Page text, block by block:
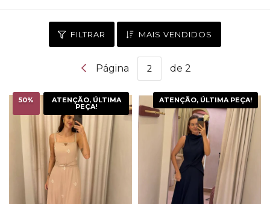
FILTRAR MAIS VENDIDOS
Página de 2
50% ATENÇÃO, ÚLTIMA
PEÇA!
ATENÇÃO, ÚLTIMA PEÇA!